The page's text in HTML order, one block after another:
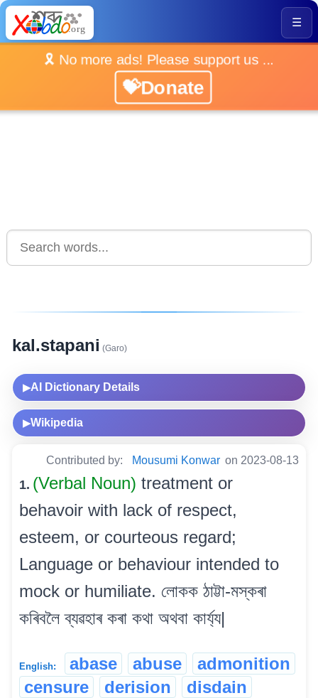
☰
🎗️ No more ads! Please support us ...
💝Donate
kal.stapani (Garo)
▶AI Dictionary Details
▶Wikipedia
Contributed by: Mousumi Konwar on 2023-08-13
1. (Verbal Noun) treatment or
behavoir with lack of respect,
esteem, or courteous regard;
Language or behaviour intended to
mock or humiliate. লোকক ঠাট্টা-মস্কৰা
কৰিবলৈ ব্যৱহাৰ কৰা কথা অথবা কাৰ্য্য|
English: abase abuse
admonition
censure
derision
disdain